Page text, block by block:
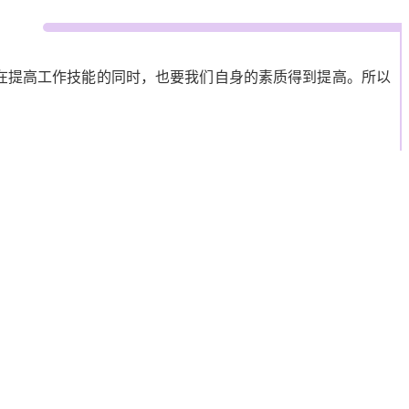
高工作技能的同时，也要我们自身的素质得到提高。所以